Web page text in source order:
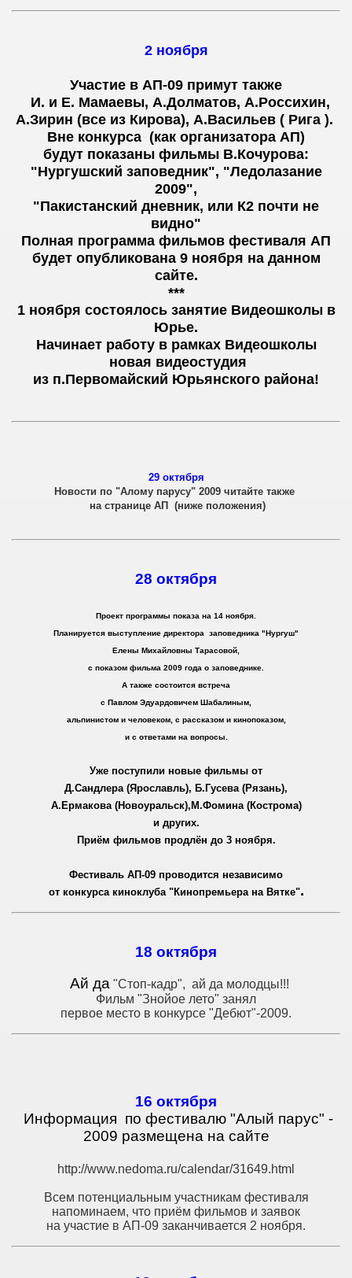
2 ноября
Участие в АП-09 примут также
И. и Е. Мамаевы, А.Долматов, А.Россихин,
А.Зирин (все из Кирова), А.Васильев ( Рига ).
Вне конкурса (как организатора АП)
будут показаны фильмы В.Кочурова:
"Нургушский заповедник", "Ледолазание
2009",
"Пакистанский дневник, или К2 почти не
видно"
Полная программа фильмов фестиваля АП
будет опубликована 9 ноября на данном
сайте.
***
1 ноября состоялось занятие Видеошколы в
Юрье.
Начинает работу в рамках Видеошколы
новая видеостудия
из п.Первомайский Юрьянского района!
29 октября
Новости по "Алому парусу" 2009 читайте также
на странице АП (ниже положения)
28 октября
Проект программы показа на 14 ноября.
Планируется выступление директора заповедника "Нургуш"
Елены Михайловны Тарасовой,
с показом фильма 2009 года о заповеднике.
А также состоится встреча
с Павлом Эдуардовичем Шабалиным,
альпинистом и человеком, с рассказом и кинопоказом,
и с ответами на вопросы.
Уже поступили новые фильмы от
Д.Сандлера (Ярославль), Б.Гусева (Рязань),
А.Ермакова (Новоуральск),М.Фомина (Кострома)
и других.
Приём фильмов продлён до 3 ноября.
Фестиваль АП-09 проводится независимо
от конкурса киноклуба "Кинопремьера на Вятке".
18 октября
Ай да "Стоп-кадр", ай да молодцы!!!
Фильм "Знойое лето" занял
первое место в конкурсе "Дебют"-2009.
16 октября
Информация по фестивалю "Алый парус" -
2009 размещена на сайте
http://www.nedoma.ru/calendar/31649.html
Всем потенциальным участникам фестиваля
напоминаем, что приём фильмов и заявок
на участие в АП-09 заканчивается 2 ноября.